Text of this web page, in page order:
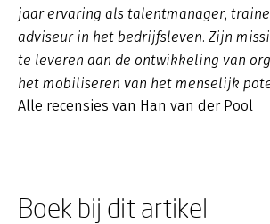
jaar ervaring als talentmanager,
adviseur in het bedrijfsleven. Zijn
te leveren aan de ontwikkeling van
het mobiliseren van het menselijk
Alle recensies van Han van der Pool
Boek bij dit artikel